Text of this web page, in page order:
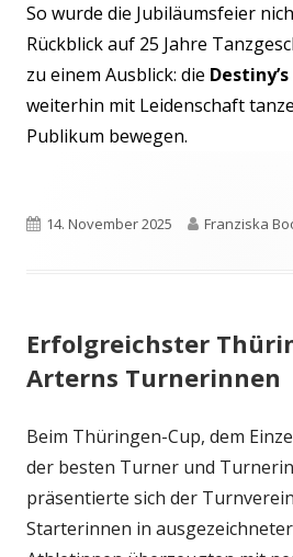
So wurde die Jubiläumsfeier
Rückblick auf 25 Jahre
zu einem Ausblick: die
weiterhin mit Leidenschaft
Publikum bewegen.
Veröffentlicht
14. November 2025 Autor
Franziska
Erfolgreichster
Arterns Turnerinnen
Beim Thüringen-Cup, dem
der besten Turner und
präsentierte sich der
Starterinnen in